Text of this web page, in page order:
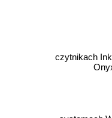
czytnikach